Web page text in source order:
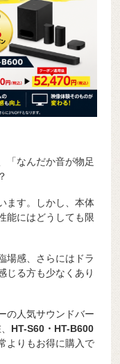
「なんだか音が物足
ます。しかし、本体
能にはどうしても限
場感、さらにはドラ
じる方も少なくあり
の人気サウンドバー
HT-S60・HT-B600
よりもお得に購入で